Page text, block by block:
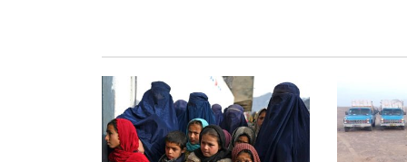
کډوالو کورنیو لپاره لاره هواره
کړه
افغانستان ته د قزاقستان د غلې